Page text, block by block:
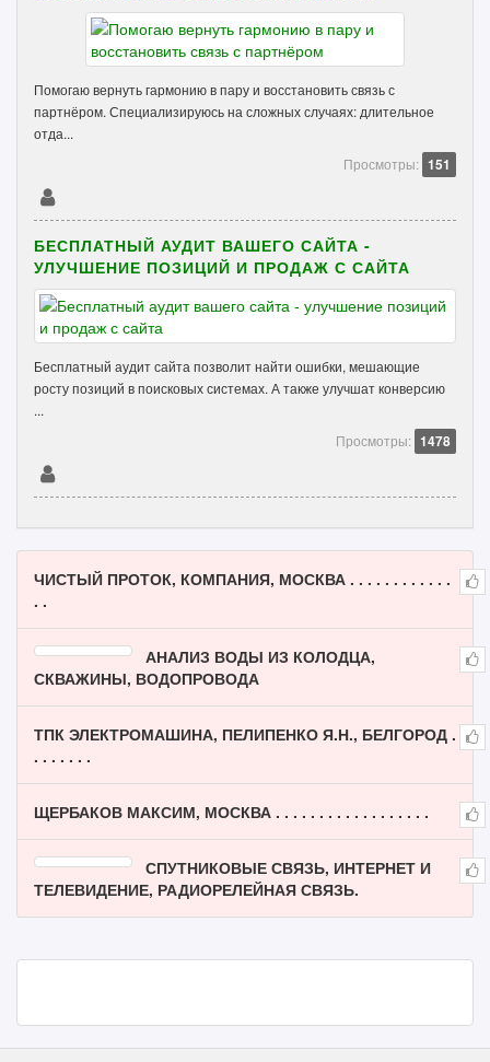
Помогаю вернуть гармонию в пару и восстановить связь с
партнёром. Специализируюсь на сложных случаях: длительное
отда...
Просмотры: 151
БЕСПЛАТНЫЙ АУДИТ ВАШЕГО САЙТА -
УЛУЧШЕНИЕ ПОЗИЦИЙ И ПРОДАЖ С САЙТА
Бесплатный аудит сайта позволит найти ошибки, мешающие
росту позиций в поисковых системах. А также улучшат конверсию
...
Просмотры: 1478
ЧИСТЫЙ ПРОТОК, КОМПАНИЯ, МОСКВА . . . . . . . . . . . .
. .
АНАЛИЗ ВОДЫ ИЗ КОЛОДЦА,
СКВАЖИНЫ, ВОДОПРОВОДА
ТПК ЭЛЕКТРОМАШИНА, ПЕЛИПЕНКО Я.Н., БЕЛГОРОД .
. . . . . . .
ЩЕРБАКОВ МАКСИМ, МОСКВА . . . . . . . . . . . . . . . . . .
СПУТНИКОВЫЕ СВЯЗЬ, ИНТЕРНЕТ И
ТЕЛЕВИДЕНИЕ, РАДИОРЕЛЕЙНАЯ СВЯЗЬ.